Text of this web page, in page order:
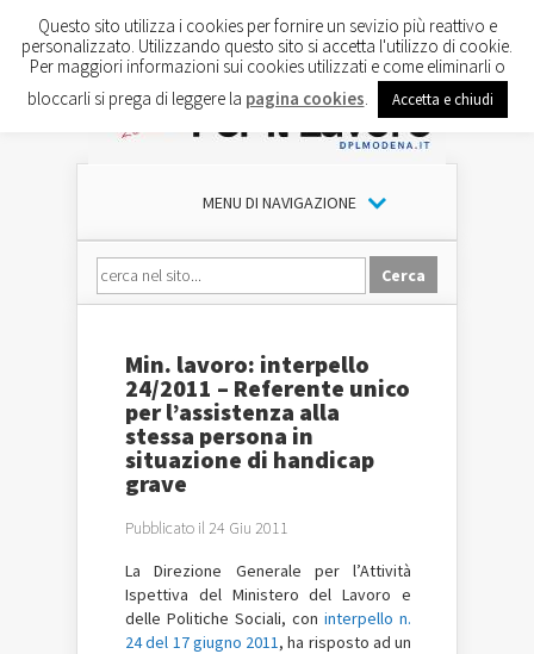
MENU DI NAVIGAZIONE
Min. lavoro: interpello
24/2011 – Referente unico
per l’assistenza alla
stessa persona in
situazione di handicap
grave
Pubblicato il 24 Giu 2011
La Direzione Generale per l’Attività
Ispettiva del Ministero del Lavoro e
delle Politiche Sociali, con interpello n.
24 del 17 giugno 2011, ha risposto ad un
Questo sito utilizza i cookies per fornire un sevizio più reattivo e
personalizzato. Utilizzando questo sito si accetta l'utilizzo di cookie.
Per maggiori informazioni sui cookies utilizzati e come eliminarli o
bloccarli si prega di leggere la pagina cookies Accetta e chiudi